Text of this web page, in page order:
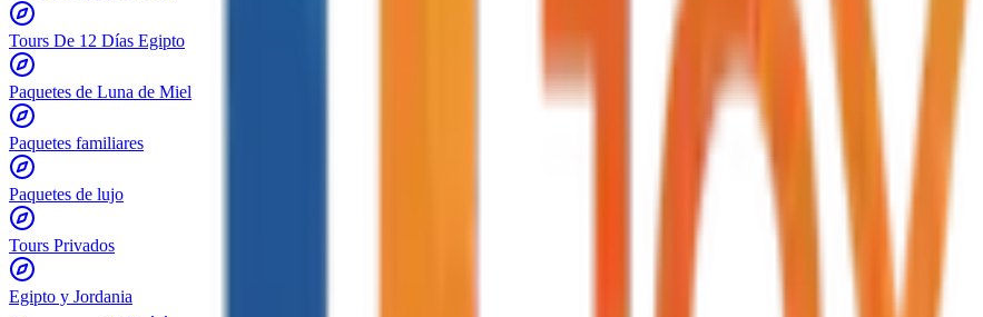
Tours De 12 Días Egipto
Paquetes de Luna de Miel
Paquetes familiares
Paquetes de lujo
Tours Privados
Egipto y Jordania